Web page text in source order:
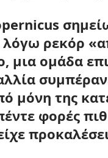
ρεκόρ
μια ομάδα
μόνη της
φορές